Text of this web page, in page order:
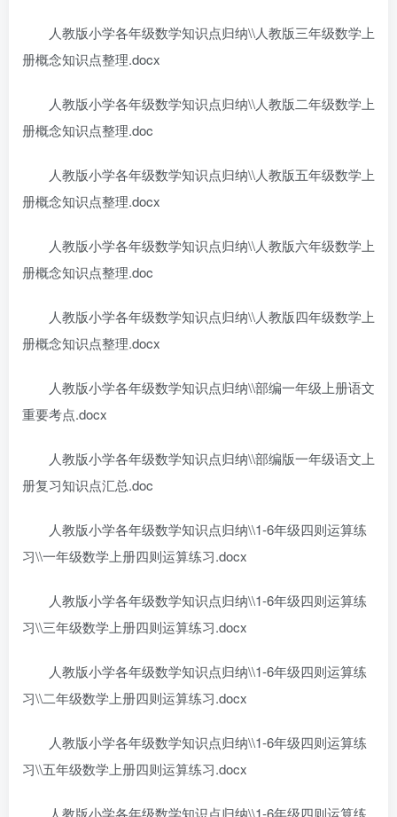
人教版小学各年级数学知识点归纳\\人教版三年级数学上
册概念知识点整理.docx
人教版小学各年级数学知识点归纳\\人教版二年级数学上
册概念知识点整理.doc
人教版小学各年级数学知识点归纳\\人教版五年级数学上
册概念知识点整理.docx
人教版小学各年级数学知识点归纳\\人教版六年级数学上
册概念知识点整理.doc
人教版小学各年级数学知识点归纳\\人教版四年级数学上
册概念知识点整理.docx
人教版小学各年级数学知识点归纳\\部编一年级上册语文
重要考点.docx
人教版小学各年级数学知识点归纳\\部编版一年级语文上
册复习知识点汇总.doc
人教版小学各年级数学知识点归纳\\1-6年级四则运算练
习\\一年级数学上册四则运算练习.docx
人教版小学各年级数学知识点归纳\\1-6年级四则运算练
习\\三年级数学上册四则运算练习.docx
人教版小学各年级数学知识点归纳\\1-6年级四则运算练
习\\二年级数学上册四则运算练习.docx
人教版小学各年级数学知识点归纳\\1-6年级四则运算练
习\\五年级数学上册四则运算练习.docx
人教版小学各年级数学知识点归纳\\1-6年级四则运算练